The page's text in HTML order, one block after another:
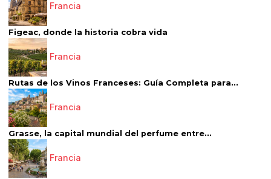
Francia
Figeac, donde la historia cobra vida
Francia
Rutas de los Vinos Franceses: Guía Completa para...
Francia
Grasse, la capital mundial del perfume entre...
Francia